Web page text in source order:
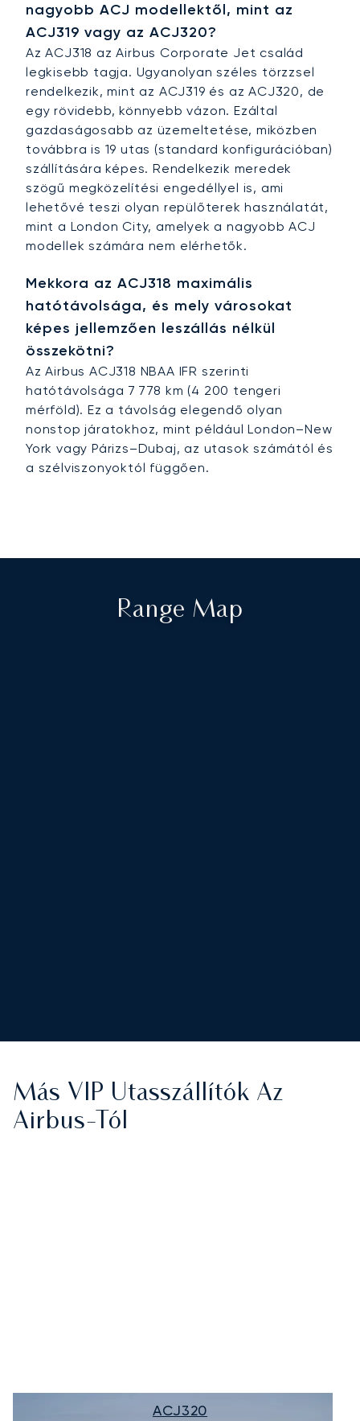
nagyobb ACJ modellektől, mint az
ACJ319 vagy az ACJ320?
Az ACJ318 az Airbus Corporate Jet család
legkisebb tagja. Ugyanolyan széles törzzsel
rendelkezik, mint az ACJ319 és az ACJ320, de
egy rövidebb, könnyebb vázon. Ezáltal
gazdaságosabb az üzemeltetése, miközben
továbbra is 19 utas (standard konfigurációban)
szállítására képes. Rendelkezik meredek
szögű megközelítési engedéllyel is, ami
lehetővé teszi olyan repülőterek használatát,
mint a London City, amelyek a nagyobb ACJ
modellek számára nem elérhetők.
Mekkora az ACJ318 maximális
hatótávolsága, és mely városokat
képes jellemzően leszállás nélkül
összekötni?
Az Airbus ACJ318 NBAA IFR szerinti
hatótávolsága 7 778 km (4 200 tengeri
mérföld). Ez a távolság elegendő olyan
nonstop járatokhoz, mint például London–New
York vagy Párizs–Dubaj, az utasok számától és
a szélviszonyoktól függően.
Range Map
Más VIP Utasszállítók Az
Airbus-Tól
ACJ320